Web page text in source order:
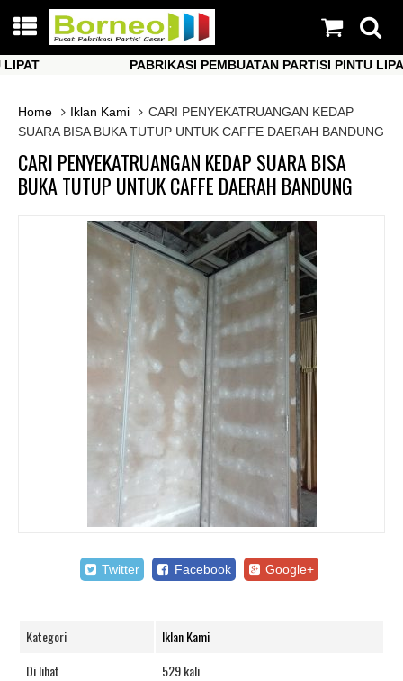
PABRIKASI PEMBUATAN PARTISI PINTU LIPAT
Home
Iklan Kami
CARI PENYEKATRUANGAN KEDAP
SUARA BISA BUKA TUTUP UNTUK CAFFE DAERAH BANDUNG
CARI PENYEKATRUANGAN KEDAP SUARA BISA
BUKA TUTUP UNTUK CAFFE DAERAH BANDUNG
Twitter Facebook Google+
Kategori
Iklan Kami
Di lihat
529 kali